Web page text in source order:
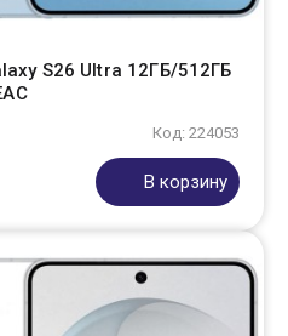
S26 Ultra 12ГБ/512ГБ
Код: 224053
В корзину